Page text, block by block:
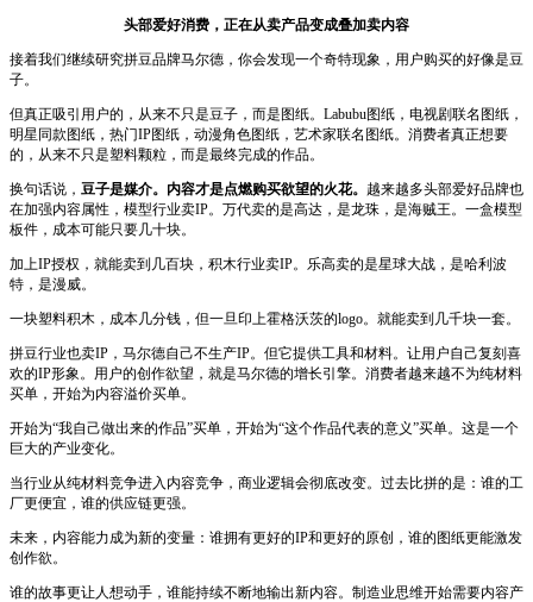
头部爱好消费，正在从卖产品变成叠加卖内容
接着我们继续研究拼豆品牌马尔德，你会发现一个奇特现象，用户购买的好像是豆
子。
但真正吸引用户的，从来不只是豆子，而是图纸。Labubu图纸，电视剧联名图纸，
明星同款图纸，热门IP图纸，动漫角色图纸，艺术家联名图纸。消费者真正想要
的，从来不只是塑料颗粒，而是最终完成的作品。
换句话说， 豆子是媒介。内容才是点燃购买欲望的火花。 越来越多头部爱好品牌也
在加强内容属性，模型行业卖IP。万代卖的是高达，是龙珠，是海贼王。一盒模型
板件，成本可能只要几十块。
加上IP授权，就能卖到几百块，积木行业卖IP。乐高卖的是星球大战，是哈利波
特，是漫威。
一块塑料积木，成本几分钱，但一旦印上霍格沃茨的logo。就能卖到几千块一套。
拼豆行业也卖IP，马尔德自己不生产IP。但它提供工具和材料。让用户自己复刻喜
欢的IP形象。用户的创作欲望，就是马尔德的增长引擎。消费者越来越不为纯材料
买单，开始为内容溢价买单。
开始为“我自己做出来的作品”买单，开始为“这个作品代表的意义”买单。这是一个
巨大的产业变化。
当行业从纯材料竞争进入内容竞争，商业逻辑会彻底改变。过去比拼的是：谁的工
厂更便宜，谁的供应链更强。
未来，内容能力成为新的变量：谁拥有更好的IP和更好的原创，谁的图纸更能激发
创作欲。
谁的故事更让人想动手，谁能持续不断地输出新内容。制造业思维开始需要内容产